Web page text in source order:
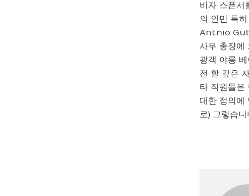
비자 스폰서
의 인민 특
Antnio
사무 총장에
광객 야롱
전 할 깊은
타 직원들은
대한 정의에
로) 그렇습